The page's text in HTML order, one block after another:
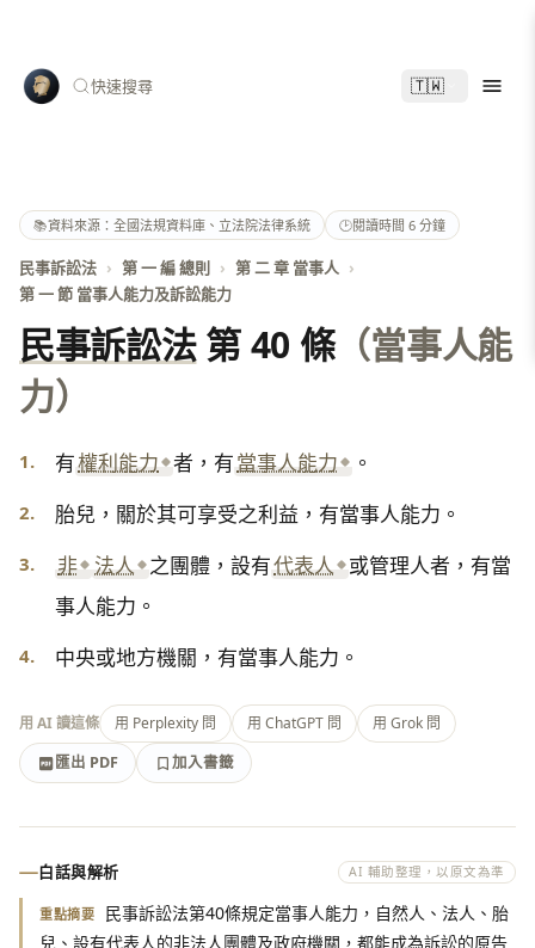
快速搜尋 🇹🇼
📚資料來源：全國法規資料庫、立法院法律系統 🕑閱讀時間 6 分鐘
民事訴訟法 › 第 一 編 總則 › 第 二 章 當事人 ›
第 一 節 當事人能力及訴訟能力
民事訴訟法第 40 條（當事人能
力）
1. 有權利能力 者，有當事人能力 。
2. 胎兒，關於其可享受之利益，有當事人能力。
3. 非 法人 之團體，設有代表人 或管理人者，有當
事人能力。
4. 中央或地方機關，有當事人能力。
用 AI 讀這條 用 Perplexity 問 用 ChatGPT 問
用 Grok 問
匯出 PDF
加入書籤
匯出 PDF
加入書籤
白話與解析 AI 輔助整理，以原文為準
重點摘要
民事訴訟法第40條規定當事人能力，自然人、法人、胎
兒、設有代表人的非法人團體及政府機關，都能成為訴訟的原告